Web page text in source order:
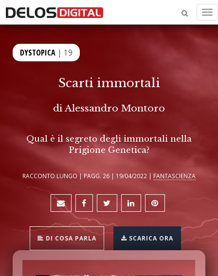
DYSTOPICA | 19
Scarti immortali
diAlessandro Montoro
Qual è il segreto degli immortali nella
Prigione Genetica?
RACCONTO LUNGO | PAGG. 26 | 19/04/2022 | FANTASCIENZA
DI COSA PARLA SCARICA ORA